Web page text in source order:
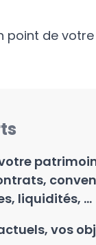
point de
liquidités, ...
vos